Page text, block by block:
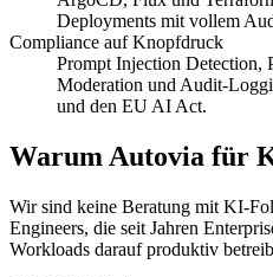
Deployments mit vollem
Compliance auf Knopfdruck
Prompt Injection Detection,
Moderation und Audit-
und den EU AI Act.
Warum Autovia für
Wir sind keine Beratung mit KI-
Engineers, die seit Jahren
Workloads darauf produktiv